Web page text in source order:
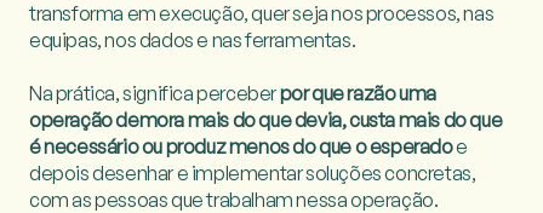
transforma em execução, quer seja nos processos, nas
equipas, nos dados e nas ferramentas.
Na prática, significa perceberpor que razão uma
operação demora mais do que devia, custa mais do que
é necessário ou produz menos do que o esperadoe
depois desenhar e implementar soluções concretas,
com as pessoas que trabalham nessa operação.